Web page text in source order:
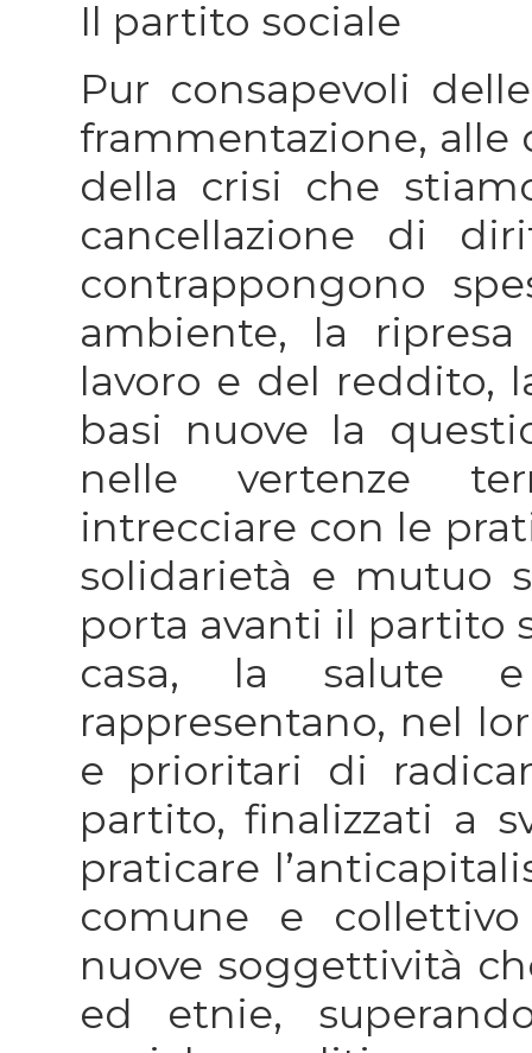
Il partito sociale
Pur consapevoli
frammentazione,
della crisi che
cancellazione di
contrappongono
ambiente, la
lavoro e del reddito,
basi nuove la
nelle vertenze
intrecciare con le
solidarietà e mutuo
porta avanti il partito
casa, la salute
rappresentano, nel
e prioritari di
partito, finalizzati a
praticare
comune e
nuove soggettività
ed etnie,